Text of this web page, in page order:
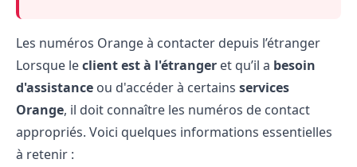
Les numéros Orange à contacter depuis l’étranger
Lorsque leclient est à l'étranger et qu’il a besoin
d'assistance ou d'accéder à certains services
Orange, il doit connaître les numéros de contact
appropriés. Voici quelques informations essentielles
à retenir :